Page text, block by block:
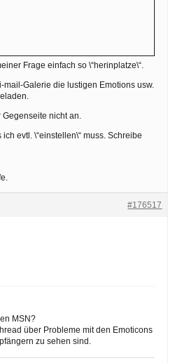
Frage einfach so \“herinplatze\“.
Galerie die lustigen Emotions usw.
nicht an.
evtl. \“einstellen\“ muss. Schreibe
#176517
MSN?
über Probleme mit den Emoticons
zu sehen sind.